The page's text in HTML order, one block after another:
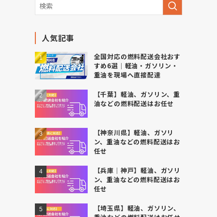
人気記事
全国対応の燃料配送会社おす
すめ6選｜軽油・ガソリン・
重油を現場へ直接配達
【千葉】軽油、ガソリン、重
油などの燃料配送はお任せ
【神奈川県】軽油、ガソリ
ン、重油などの燃料配送はお
任せ
【兵庫｜神戸】軽油、ガソリ
ン、重油などの燃料配送はお
任せ
【埼玉県】軽油、ガソリン、